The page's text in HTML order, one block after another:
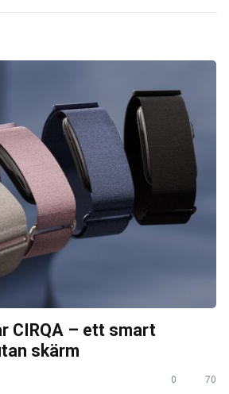
CIRQA – ett smart
skärm
0 70